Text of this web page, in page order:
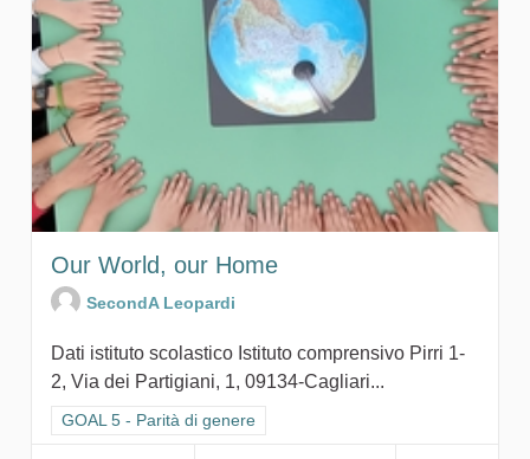
Our World, our Home
SecondA Leopardi
Dati istituto scolastico Istituto comprensivo Pirri 1-
2, Via dei Partigiani, 1, 09134-Cagliari...
Filtra i risultati per categoria: GOAL 5 - Parità di genere
GOAL 5 - Parità di genere